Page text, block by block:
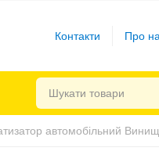
Контакти Про